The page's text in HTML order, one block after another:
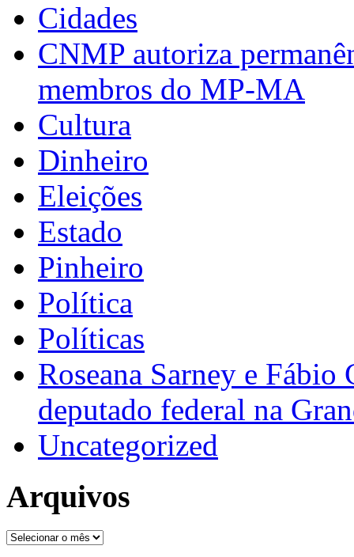
Cidades
CNMP autoriza
membros do MP-MA
Cultura
Dinheiro
Eleições
Estado
Pinheiro
Política
Políticas
Roseana Sarney e
deputado federal na
Uncategorized
Arquivos
Arquivos